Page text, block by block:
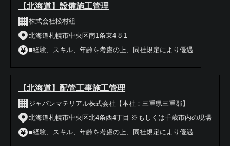
【北海道】設備施工管理
株式会社松村組
北海道札幌市中央区南1条東4-8-1
■経験、スキル、年齢を考慮の上、同社規定により優遇
【北海道】配管工事施工管理
ジャパンマテリアル株式会社【本社：三重県三重郡】
北海道札幌市中央区北4条西4丁目 ※もしくは千歳市内の現場
■経験、スキル、年齢を考慮の上、同社規定により優遇